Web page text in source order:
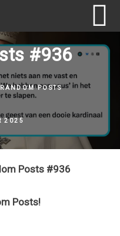
#936
RANDOM POSTS
2025
Posts #936
Posts!